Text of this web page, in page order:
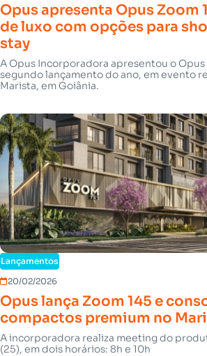
Opus apresenta Opus Zoom
de luxo com opções para
stay
A Opus Incorporadora apresentou o Opus
segundo lançamento do ano, em evento
Marista, em Goiânia.
Lançamentos
20/02/2026
Opus lança Zoom 145 e
compactos premium no
A incorporadora realiza meeting do
(25), em dois horários: 8h e 10h